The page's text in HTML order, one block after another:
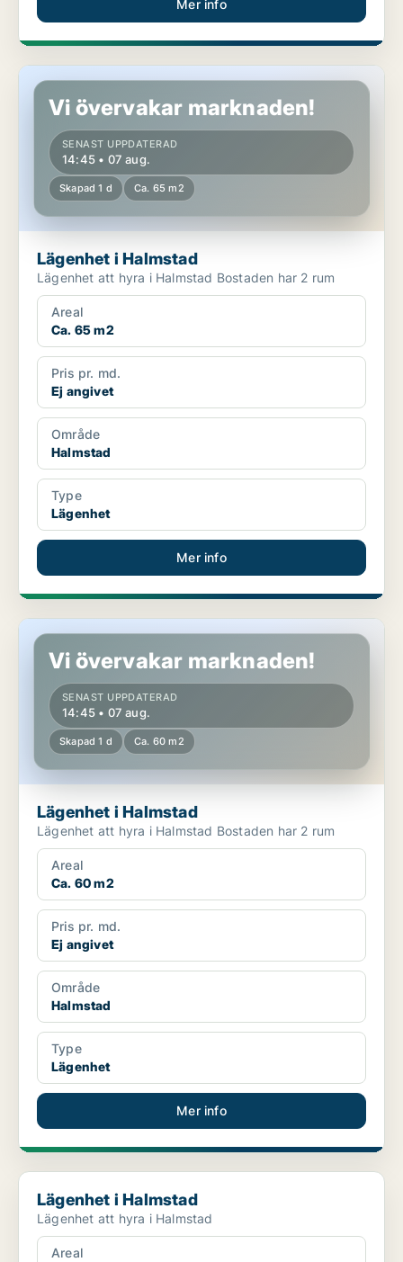
Mer info
Lägenhet i Halmstad
Vi övervakar marknaden!
SENAST UPPDATERAD
14:45 • 07 aug.
Skapad 1 d Ca. 65 m2
Lägenhet i Halmstad
Lägenhet att hyra i Halmstad Bostaden har 2 rum
Areal
Ca. 65 m2
Pris pr. md.
Ej angivet
Område
Halmstad
Type
Lägenhet
Mer info
Lägenhet i Halmstad
Vi övervakar marknaden!
SENAST UPPDATERAD
14:45 • 07 aug.
Skapad 1 d Ca. 60 m2
Lägenhet i Halmstad
Lägenhet att hyra i Halmstad Bostaden har 2 rum
Areal
Ca. 60 m2
Pris pr. md.
Ej angivet
Område
Halmstad
Type
Lägenhet
Mer info
Lägenhet i Halmstad
Lägenhet i Halmstad
Lägenhet att hyra i Halmstad
Areal